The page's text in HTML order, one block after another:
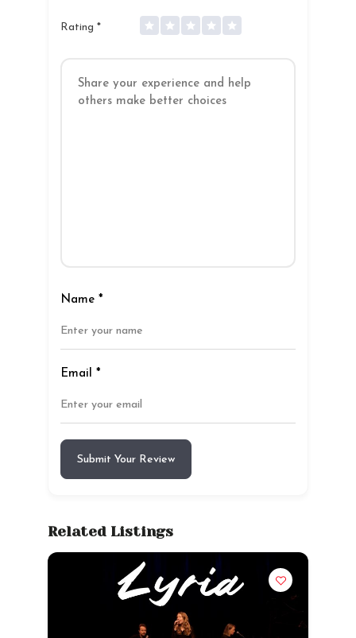
Rating *
Name *
Email *
Submit Your Review
Related Listings